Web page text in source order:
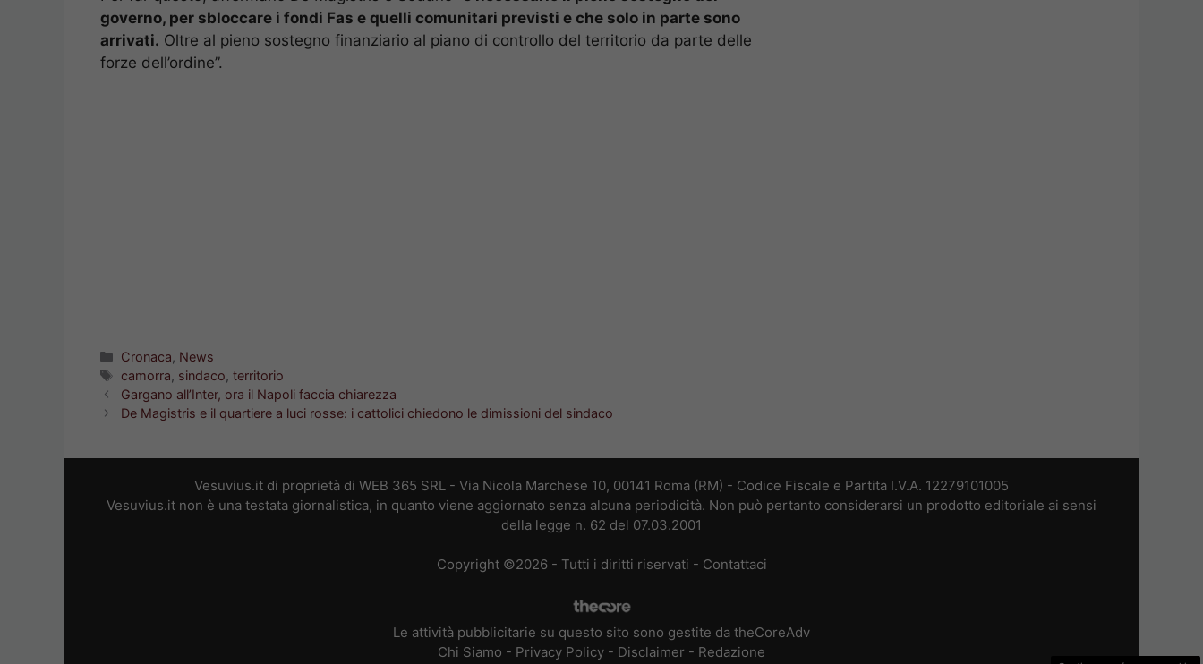
governo, per sbloccare i fondi Fas e quelli comunitari previsti e che solo in parte sono
arrivati. Oltre al pieno sostegno finanziario al piano di controllo del territorio da parte delle
forze dell’ordine”.
Categorie
Cronaca, News
Tag
camorra, sindaco,territorio
Gargano all’Inter, ora il Napoli faccia chiarezza
De Magistris e il quartiere a luci rosse: i cattolici chiedono le dimissioni del sindaco
Vesuvius.it di proprietà di WEB 365 SRL - Via Nicola Marchese 10, 00141 Roma (RM) - Codice Fiscale e Partita I.V.A. 12279101005
Vesuvius.it non è una testata giornalistica, in quanto viene aggiornato senza alcuna periodicità. Non può pertanto considerarsi un prodotto editoriale ai sensi
della legge n. 62 del 07.03.2001
Copyright ©2026 - Tutti i diritti riservati - Contattaci
Le attività pubblicitarie su questo sito sono gestite da theCoreAdv
Chi Siamo - Privacy Policy - Disclaimer - Redazione